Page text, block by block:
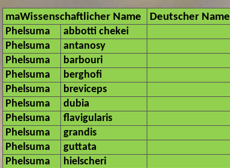
maWissenschaftlicher Name
Deutscher Name
Phelsuma
abbotti chekei
Phelsuma
antanosy
Phelsuma
barbouri
Phelsuma
berghofi
Phelsuma
breviceps
Phelsuma
dubia
Phelsuma
flavigularis
Phelsuma
grandis
Phelsuma
guttata
Phelsuma
hielscheri